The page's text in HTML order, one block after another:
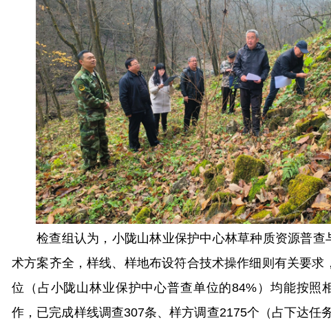
检查组认为，小陇山林业保护中心林草种质资源普查
术方案齐全，样线、样地布设符合技术操作细则有关要求
位（占小陇山林业保护中心普查单位的84%）均能按照
作，已完成样线调查307条、样方调查2175个（占下达任